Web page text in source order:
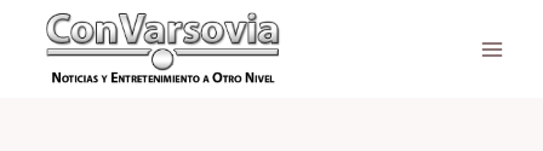
Saltar
contenido